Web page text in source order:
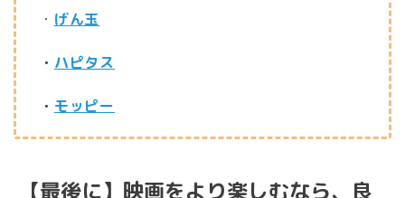
・ げん玉
・ ハピタス
・ モッピー
【最後に】映画をより楽しむなら、良